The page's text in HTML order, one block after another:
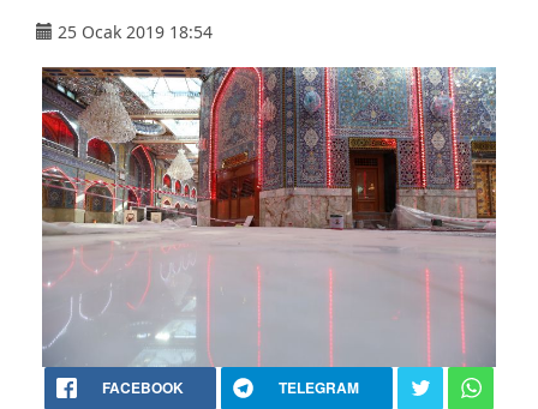
25 Ocak 2019 18:54
FACEBOOK TELEGRAM